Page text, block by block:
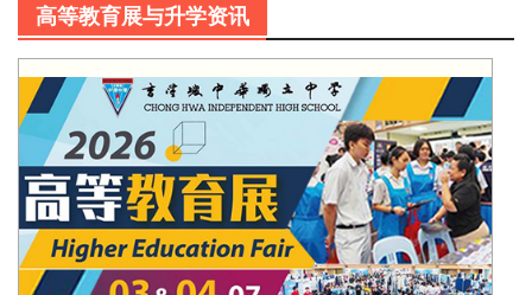
高等教育展与升学资讯